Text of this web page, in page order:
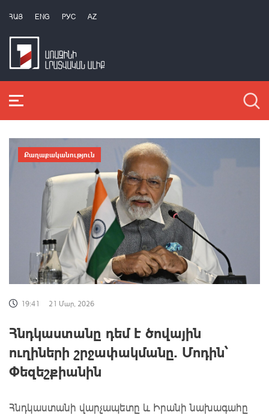
ՀԱՅ ENG РУС AZ
Քաղաքականություն
19:41 21 Մար, 2026
Հնդկաստանը դեմ է ծովային
ուղիների շրջափակմանը. Մոդին՝
Փեզեշքիանին
Հնդկաստանի վարչապետը և Իրանի նախագահը